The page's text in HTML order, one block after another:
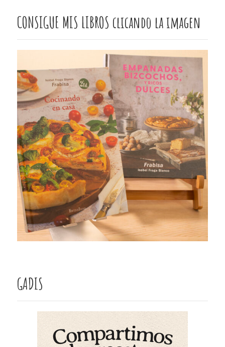
CONSIGUE MIS LIBROS clicando la imagen
GADIS